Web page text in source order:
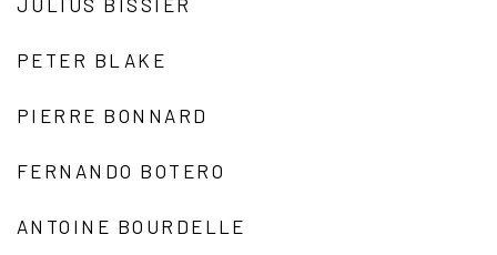
PETER BLAKE
PIERRE BONNARD
FERNANDO BOTERO
ANTOINE BOURDELLE